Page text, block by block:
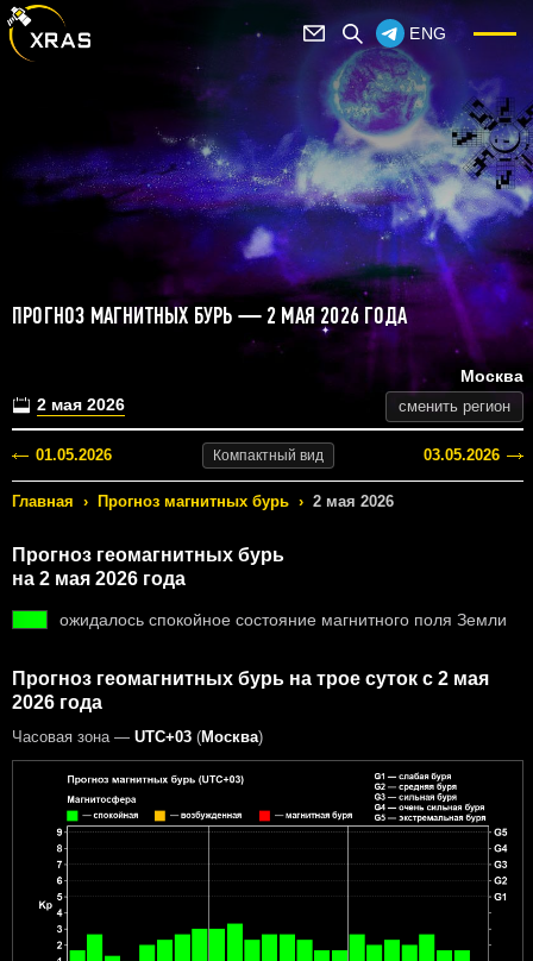
ENG
ПРОГНОЗ МАГНИТНЫХ БУРЬ — 2 МАЯ 2026 ГОДА
2 мая 2026
Москва
сменить регион
01.05.2026 Компактный вид 03.05.2026
Главная › Прогноз магнитных бурь › 2 мая 2026
Прогноз геомагнитных бурь
на 2 мая 2026 года
ожидалось спокойное состояние магнитного поля Земли
Прогноз геомагнитных бурь на трое суток с 2 мая
2026 года
Часовая зона — UTC+03 (Москва)